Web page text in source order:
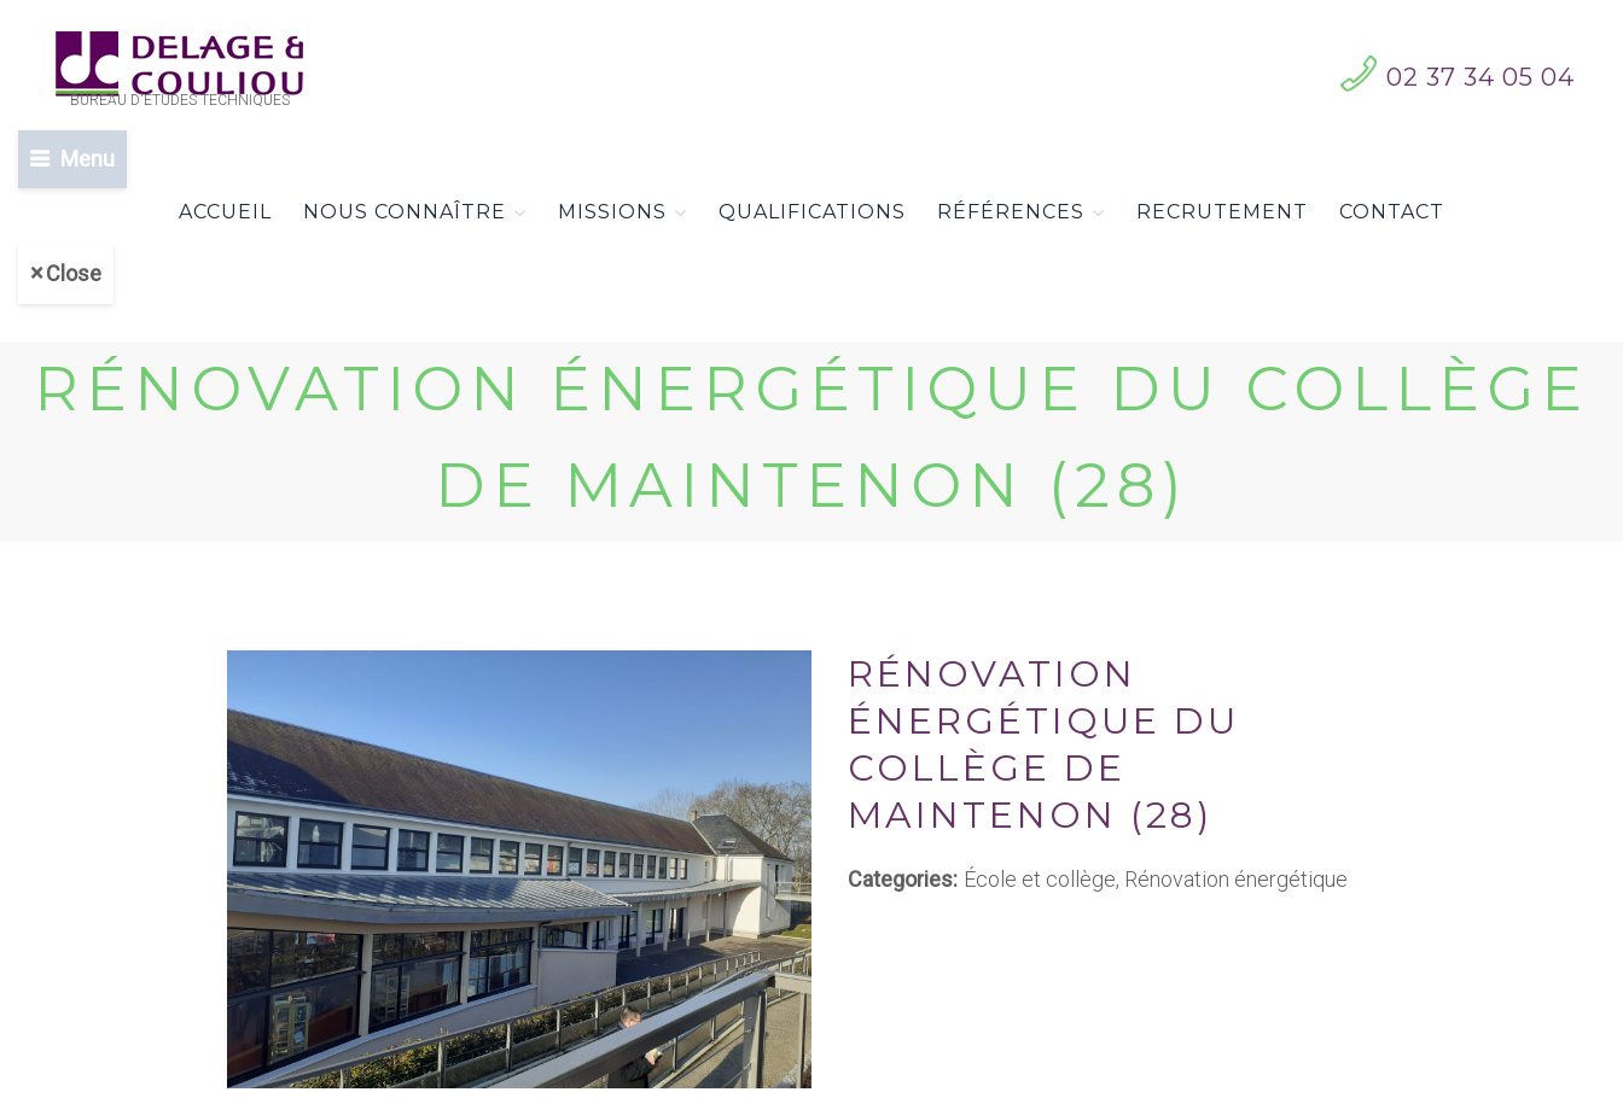
BUREAU D'ETUDES TECHNIQUES
Menu
ACCUEIL NOUS CONNAÎTRE MISSIONS QUALIFICATIONS RÉFÉRENCES RECRUTEMENT CONTACT
Close
02 37 34 05 04
RÉNOVATION ÉNERGÉTIQUE DU COLLÈGE
DE MAINTENON (28)
RÉNOVATION
ÉNERGÉTIQUE DU
COLLÈGE DE
MAINTENON (28)
Categories: École et collège, Rénovation énergétique